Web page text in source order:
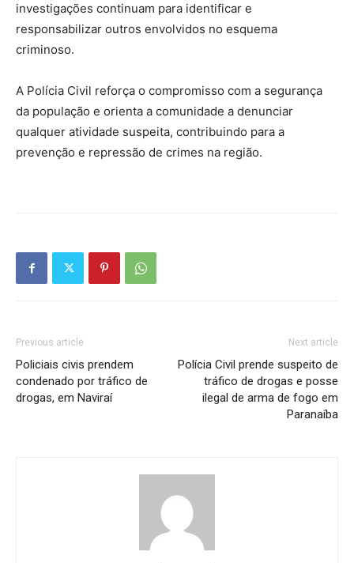
investigações continuam para identificar e
responsabilizar outros envolvidos no esquema
criminoso.
A Polícia Civil reforça o compromisso com a segurança
da população e orienta a comunidade a denunciar
qualquer atividade suspeita, contribuindo para a
prevenção e repressão de crimes na região.
Previous article
Policiais civis prendem
condenado por tráfico de
drogas, em Naviraí
Next article
Polícia Civil prende suspeito de
tráfico de drogas e posse
ilegal de arma de fogo em
Paranaíba